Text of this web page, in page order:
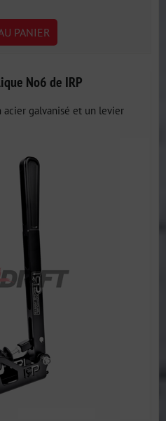
PANIER
No6 de IRP
galvanisé et un levier